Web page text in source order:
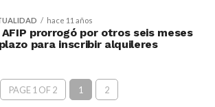
hace 11 años
AFIP prorrogó por otros seis meses
para inscribir alquileres
PAGE 1 OF 2 1 2